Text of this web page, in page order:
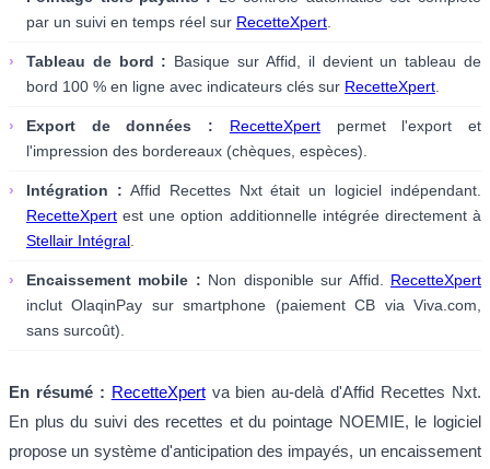
par un suivi en temps réel sur RecetteXpert
› Tableau de bord : Basique sur Affid, il devient un tableau de
bord 100 % en ligne avec indicateurs clés sur RecetteXpert
› Export de données : RecetteXpertpermet l'export et
l'impression des bordereaux (chèques, espèces).
› Intégration : Affid Recettes Nxt était un logiciel indépendant.
RecetteXpert est une option additionnelle intégrée directement à
Stellair Intégral
› Encaissement mobile : Non disponible sur Affid. RecetteXpert
inclut OlaqinPay sur smartphone (paiement CB via Viva.com,
sans surcoût).
En résumé : RecetteXpertva bien au-delà d'Affid Recettes Nxt.
En plus du suivi des recettes et du pointage NOEMIE, le logiciel
propose un système d'anticipation des impayés, un encaissement